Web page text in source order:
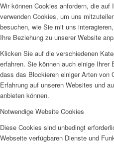
Wir können Cookies anfordern, die
verwenden Cookies, um uns
besuchen, wie Sie mit uns
Ihre Beziehung zu unserer Website
Klicken Sie auf die verschiedenen
erfahren. Sie können auch einige Ihrer
dass das Blockieren einiger Arten von
Erfahrung auf unseren Websites und
anbieten können.
Notwendige Website Cookies
Diese Cookies sind unbedingt
Webseite verfügbaren Dienste und